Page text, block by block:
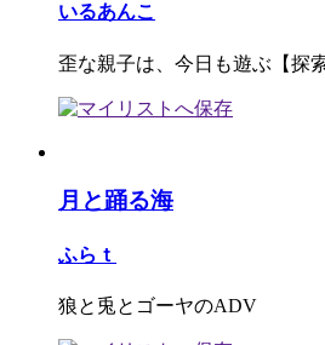
いるあんこ
歪な親子は、今日も遊ぶ【探
月と踊る海
ふらｔ
狼と兎とゴーヤのADV